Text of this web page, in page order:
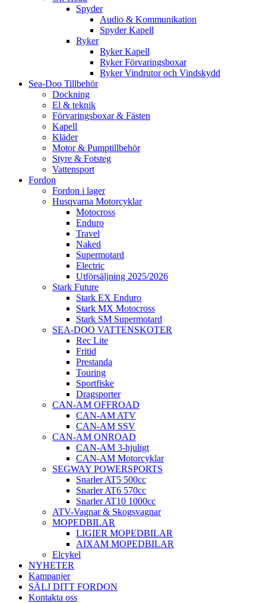
Spyder
Audio & Kommunikation
Spyder Kapell
Ryker
Ryker Kapell
Ryker Förvaringsboxar
Ryker Vindrutor och Vindskydd
Sea-Doo Tillbehör
Dockning
El & teknik
Förvaringsboxar & Fästen
Kapell
Kläder
Motor & Pumptillbehör
Styre & Fotsteg
Vattensport
Fordon
Fordon i lager
Husqvarna Motorcyklar
Motocross
Enduro
Travel
Naked
Supermotard
Electric
Utförsäljning 2025/2026
Stark Future
Stark EX Enduro
Stark MX Motocross
Stark SM Supermotard
SEA-DOO VATTENSKOTER
Rec Lite
Fritid
Prestanda
Touring
Sportfiske
Dragsporter
CAN-AM OFFROAD
CAN-AM ATV
CAN-AM SSV
CAN-AM ONROAD
CAN-AM 3-hjuligt
CAN-AM Motorcyklar
SEGWAY POWERSPORTS
Snarler AT5 500cc
Snarler AT6 570cc
Snarler AT10 1000cc
ATV-Vagnar & Skogsvagnar
MOPEDBILAR
LIGIER MOPEDBILAR
AIXAM MOPEDBILAR
Elcykel
NYHETER
Kampanjer
SÄLJ DITT FORDON
Kontakta oss